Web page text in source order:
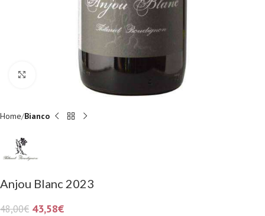
Fai clic per ingrandire
Home Bianco
Anjou Blanc 2023
48,00€ 43,58€